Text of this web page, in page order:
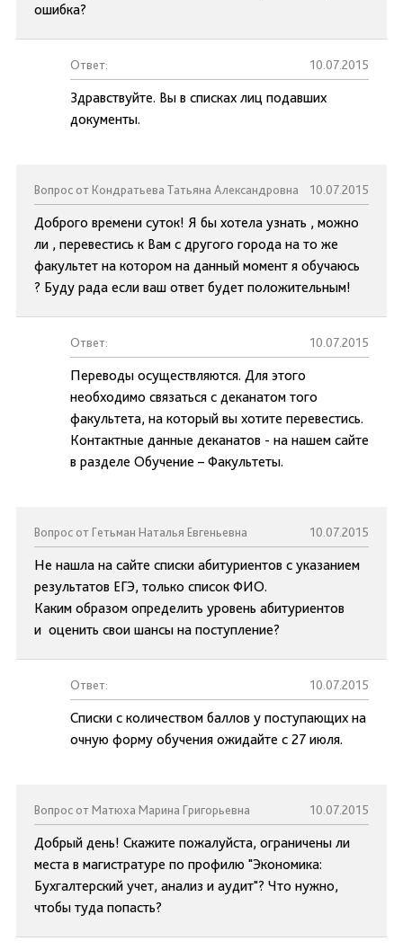
ошибка?
Ответ: 10.07.2015
Здравствуйте. Вы в списках лиц подавших
документы.
Вопрос от Кондратьева Татьяна Александровна 10.07.2015
Доброго времени суток! Я бы хотела узнать , можно
ли , перевестись к Вам с другого города на то же
факультет на котором на данный момент я обучаюсь
? Буду рада если ваш ответ будет положительным!
Ответ: 10.07.2015
Переводы осуществляются. Для этого
необходимо связаться с деканатом того
факультета, на который вы хотите перевестись.
Контактные данные деканатов - на нашем сайте
в разделе Обучение – Факультеты.
Вопрос от Гетьман Наталья Евгеньевна 10.07.2015
Не нашла на сайте списки абитуриентов с указанием
результатов ЕГЭ, только список ФИО.
Каким образом определить уровень абитуриентов
и оценить свои шансы на поступление?
Ответ: 10.07.2015
Списки с количеством баллов у поступающих на
очную форму обучения ожидайте с 27 июля.
Вопрос от Матюха Марина Григорьевна 10.07.2015
Добрый день! Скажите пожалуйста, ограничены ли
места в магистратуре по профилю "Экономика:
Бухгалтерский учет, анализ и аудит"? Что нужно,
чтобы туда попасть?